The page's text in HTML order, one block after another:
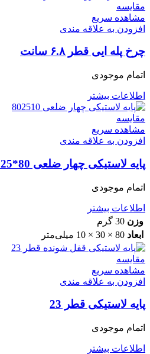
مقایسه
مشاهده سریع
افزودن به علاقه مندی
چرخ پله ایی قطر ۶.۸ سانت
اتمام موجودی
اطلاعات بیشتر
مقایسه
مشاهده سریع
افزودن به علاقه مندی
پایه لاستیکی چهار ضلعی 80*25*10میلیمتر
اتمام موجودی
اطلاعات بیشتر
وزن 30 گرم
ابعاد 80 × 30 × 10 میلی‌متر
مقایسه
مشاهده سریع
افزودن به علاقه مندی
پایه لاستیکی قطر 23
اتمام موجودی
اطلاعات بیشتر